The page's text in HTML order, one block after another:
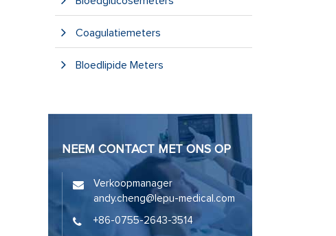
Coagulatiemeters
Bloedlipide Meters
NEEM CONTACT MET ONS OP
Verkoopmanager
andy.cheng@lepu-medical.com
+86-0755-2643-3514